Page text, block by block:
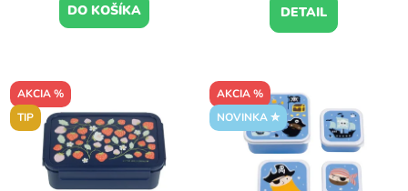
DO KOŠÍKA DETAIL
AKCIA %
TIP
AKCIA %
NOVINKA ✮